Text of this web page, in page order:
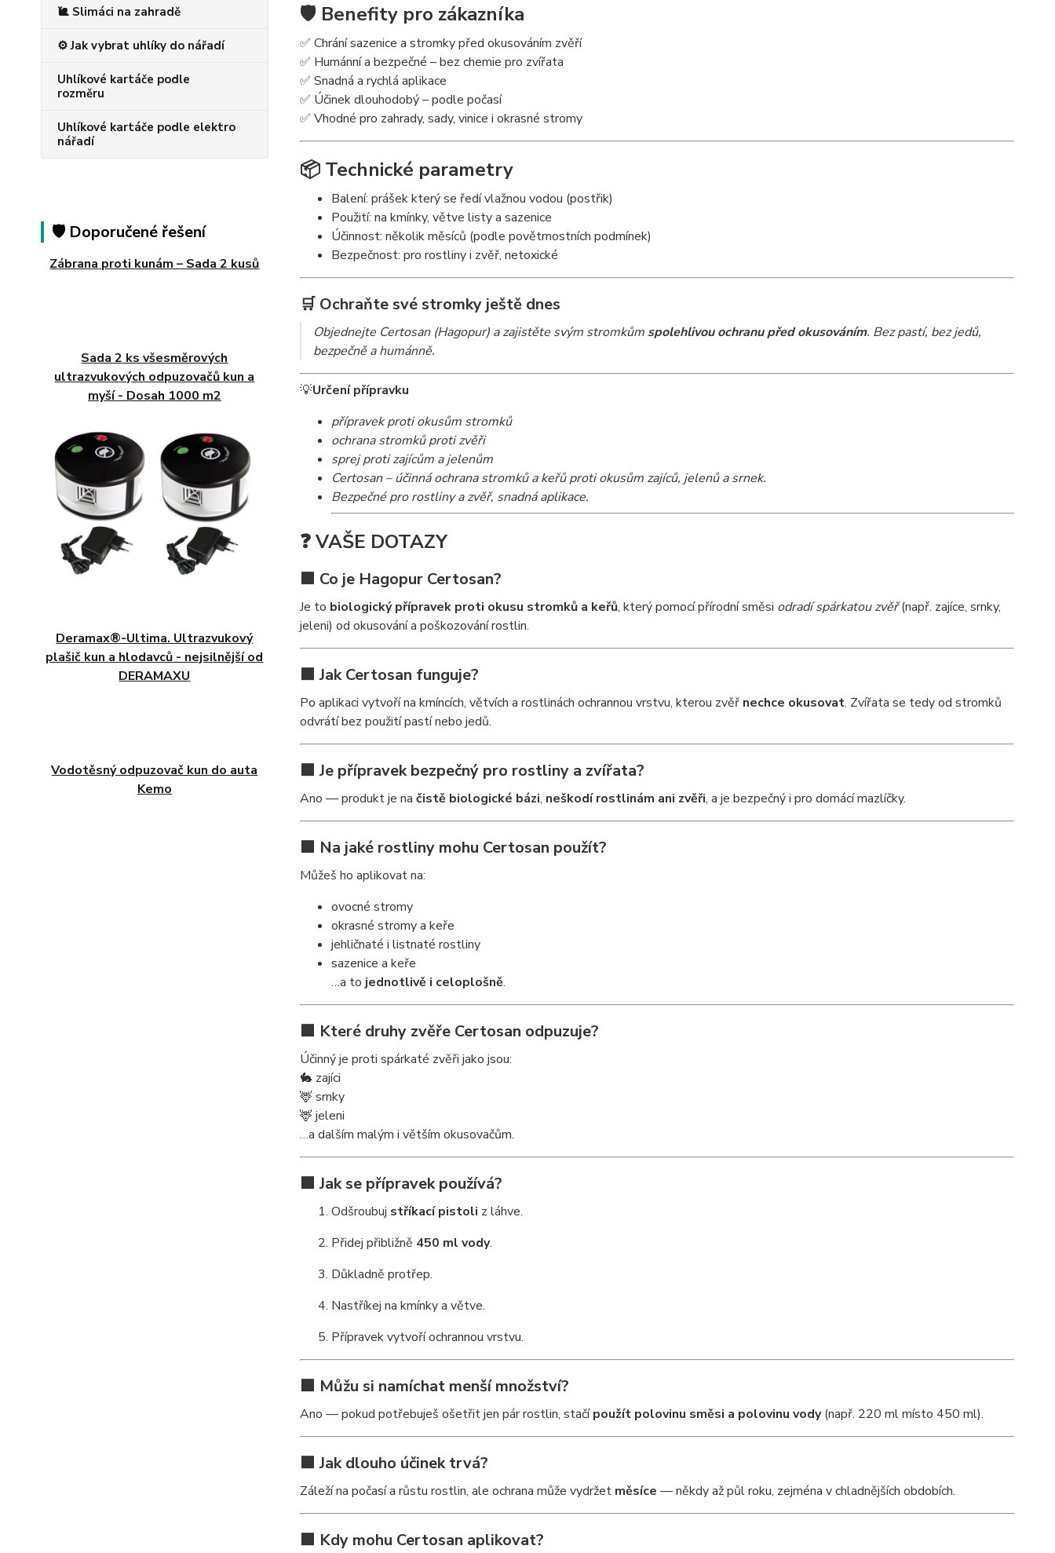
🐌 Slimáci na zahradě
⚙️ Jak vybrat uhlíky do nářadí
Uhlíkové kartáče podle
rozměru
Uhlíkové kartáče podle elektro
nářadí
🛡️ Doporučené řešení
Zábrana proti kunám – Sada 2 kusů
Sada 2 ks všesměrových
ultrazvukových odpuzovačů kun a
myší - Dosah 1000 m2
Deramax®-Ultima. Ultrazvukový
plašič kun a hlodavců - nejsilnější od
DERAMAXU
Vodotěsný odpuzovač kun do auta
Kemo
🛡️ Benefity pro zákazníka
✅ Chrání sazenice a stromky před okusováním zvěří
✅ Humánní a bezpečné – bez chemie pro zvířata
✅ Snadná a rychlá aplikace
✅ Účinek dlouhodobý – podle počasí
✅ Vhodné pro zahrady, sady, vinice i okrasné stromy
📦 Technické parametry
Balení: prášek který se ředí vlažnou vodou (postřik)
Použití: na kmínky, větve listy a sazenice
Účinnost: několik měsíců (podle povětrnostních podmínek)
Bezpečnost: pro rostliny i zvěř, netoxické
🛒 Ochraňte své stromky ještě dnes
Objednejte Certosan (Hagopur) a zajistěte svým stromkům spolehlivou ochranu před okusováním. Bez pastí, bez jedů,
bezpečně a humánně.
💡Určení přípravku
přípravek proti okusům stromků
ochrana stromků proti zvěři
sprej proti zajícům a jelenům
Certosan – účinná ochrana stromků a keřů proti okusům zajíců, jelenů a srnek.
Bezpečné pro rostliny a zvěř, snadná aplikace.
❓ VAŠE DOTAZY
🟩 Co je Hagopur Certosan?
Je to biologický přípravek proti okusu stromků a keřů, který pomocí přírodní směsi odradí spárkatou zvěř(např. zajíce, srnky,
jeleni) od okusování a poškozování rostlin.
🟩 Jak Certosan funguje?
Po aplikaci vytvoří na kmíncích, větvích a rostlinách ochrannou vrstvu, kterou zvěř nechce okusovat. Zvířata se tedy od stromků
odvrátí bez použití pastí nebo jedů.
🟩 Je přípravek bezpečný pro rostliny a zvířata?
Ano — produkt je na čistě biologické bázi, neškodí rostlinám ani zvěři, a je bezpečný i pro domácí mazlíčky.
🟩 Na jaké rostliny mohu Certosan použít?
Můžeš ho aplikovat na:
ovocné stromy
okrasné stromy a keře
jehličnaté i listnaté rostliny
sazenice a keře
…a to jednotlivě i celoplošně.
🟩 Které druhy zvěře Certosan odpuzuje?
Účinný je proti spárkaté zvěři jako jsou:
🐇 zajíci
🦌 srnky
🦌 jeleni
…a dalším malým i větším okusovačům.
🟩 Jak se přípravek používá?
Odšroubuj stříkací pistoli z láhve.
Přidej přibližně 450 ml vody.
Důkladně protřep.
Nastříkej na kmínky a větve.
Přípravek vytvoří ochrannou vrstvu.
🟩 Můžu si namíchat menší množství?
Ano — pokud potřebuješ ošetřit jen pár rostlin, stačípoužít polovinu směsi a polovinu vody(např. 220 ml místo 450 ml).
🟩 Jak dlouho účinek trvá?
Záleží na počasí a růstu rostlin, ale ochrana může vydržet měsíce — někdy až půl roku, zejména v chladnějších obdobích.
🟩 Kdy mohu Certosan aplikovat?